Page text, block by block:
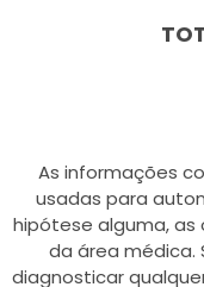
As informações
usadas para
hipótese alguma, as
da área
diagnosticar